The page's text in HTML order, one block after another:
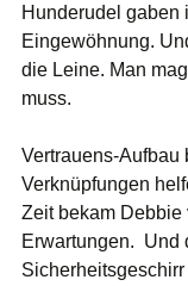
Hunderudel gaben
Eingewöhnung.
die Leine. Man
muss.
Vertrauens-Aufbau
Verknüpfungen
Zeit bekam Debbie
Erwartungen. Und